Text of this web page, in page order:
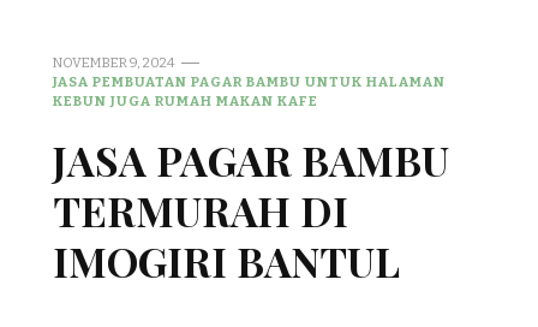
NOVEMBER 9, 2024
JASA PEMBUATAN PAGAR BAMBU UNTUK HALAMAN
KEBUN JUGA RUMAH MAKAN KAFE
JASA PAGAR BAMBU
TERMURAH DI
IMOGIRI BANTUL